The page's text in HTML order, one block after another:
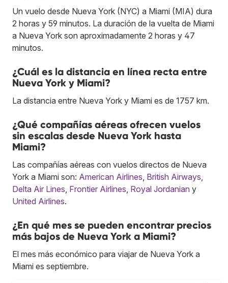
Un vuelo desde Nueva York (NYC) a Miami (MIA) dura
2 horas y 59 minutos. La duración de la vuelta de Miami
a Nueva York son aproximadamente 2 horas y 47
minutos.
¿Cuál es la distancia en línea recta entre
Nueva York y Miami?
La distancia entre Nueva York y Miami es de 1757 km.
¿Qué compañías aéreas ofrecen vuelos
sin escalas desde Nueva York hasta
Miami?
Las compañías aéreas con vuelos directos de Nueva
York a Miami son: American Airlines British Airways
Delta Air Lines Frontier Airlines Royal Jordanian y
United Airlines.
¿En qué mes se pueden encontrar precios
más bajos de Nueva York a Miami?
El mes más económico para viajar de Nueva York a
Miami es septiembre.